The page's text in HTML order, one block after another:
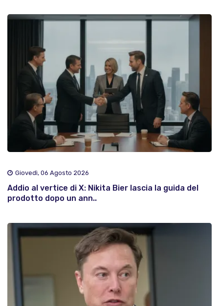
Giovedì, 06 Agosto 2026
Addio al vertice di X: Nikita Bier lascia la guida del
prodotto dopo un ann..